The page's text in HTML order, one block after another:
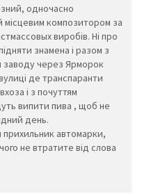
😰
🥶
😳
🤪
😵
😡
😠
🤬
😷
🤕
🤢
🤧
😇
🥳
🤥
🤫
👿
🤡
👺
💀
☠️
одночасно
композитором за
виробів. Ні про
знамена і разом з
заводу через Ярморок
де транспаранти
і з почуттям
випити пива , щоб не
день.
автомарки,
не втратите від слова